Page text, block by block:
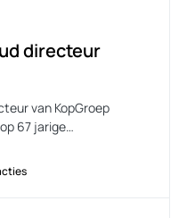
directeur
van KopGroep
67 jarige…